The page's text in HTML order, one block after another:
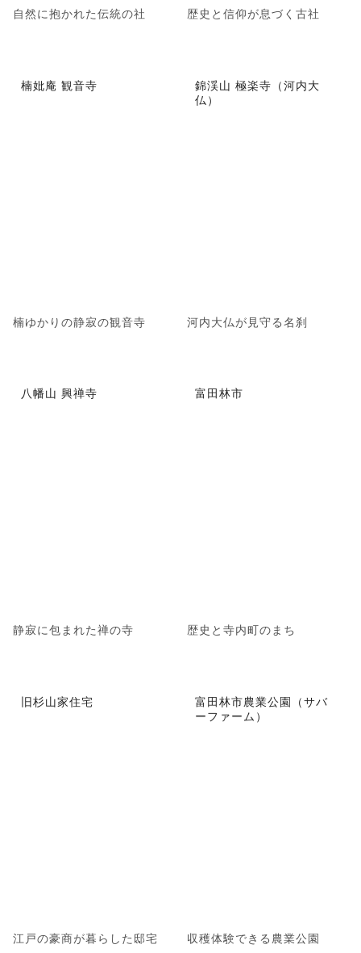
自然に抱かれた伝統の社 歴史と信仰が息づく古社
楠妣庵 観音寺
楠ゆかりの静寂の観音寺
錦渓山 極楽寺（河内大
仏）
河内大仏が見守る名刹
八幡山 興禅寺
静寂に包まれた禅の寺
富田林市
歴史と寺内町のまち
旧杉山家住宅
江戸の豪商が暮らした邸宅
富田林市農業公園（サバ
ーファーム）
収穫体験できる農業公園